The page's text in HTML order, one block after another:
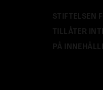
STIFTELSEN
TILLÅTER
PÅ